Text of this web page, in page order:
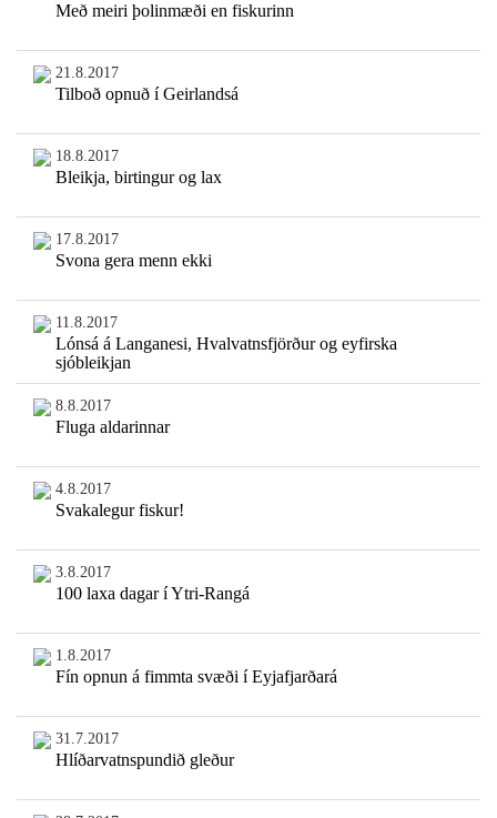
Með meiri þolinmæði en fiskurinn
21.8.2017
Tilboð opnuð í Geirlandsá
18.8.2017
Bleikja, birtingur og lax
17.8.2017
Svona gera menn ekki
11.8.2017
Lónsá á Langanesi, Hvalvatnsfjörður og eyfirska
sjóbleikjan
8.8.2017
Fluga aldarinnar
4.8.2017
Svakalegur fiskur!
3.8.2017
100 laxa dagar í Ytri-Rangá
1.8.2017
Fín opnun á fimmta svæði í Eyjafjarðará
31.7.2017
Hlíðarvatnspundið gleður